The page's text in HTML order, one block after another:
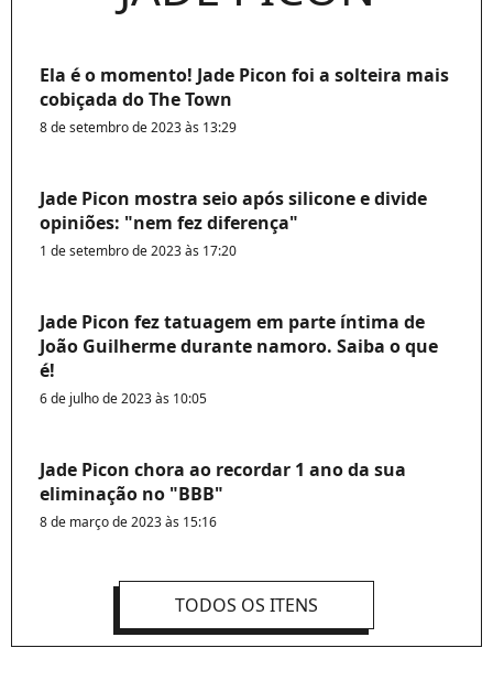
Ela é o momento! Jade Picon foi a solteira mais
cobiçada do The Town
8 de setembro de 2023 às 13:29
Jade Picon mostra seio após silicone e divide
opiniões: "nem fez diferença"
1 de setembro de 2023 às 17:20
Jade Picon fez tatuagem em parte íntima de
João Guilherme durante namoro. Saiba o que
é!
6 de julho de 2023 às 10:05
Jade Picon chora ao recordar 1 ano da sua
eliminação no "BBB"
8 de março de 2023 às 15:16
TODOS OS ITENS